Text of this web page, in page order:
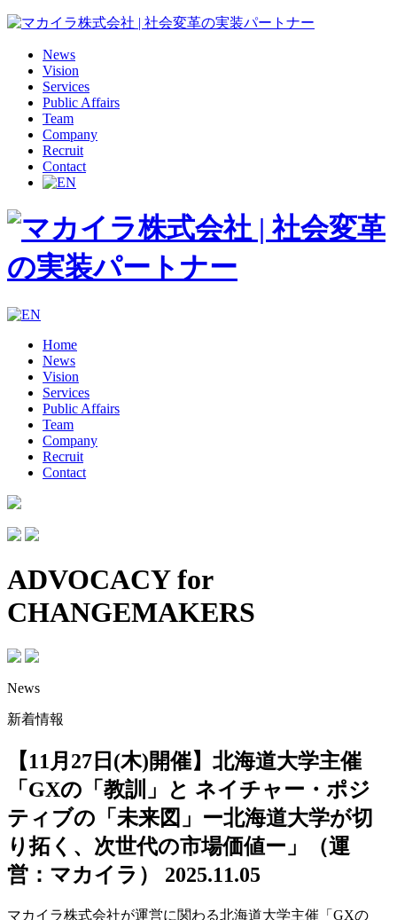
News
Vision
Services
Public Affairs
Team
Company
Recruit
Contact
Home
News
Vision
Services
Public Affairs
Team
Company
Recruit
Contact
ADVOCACY for
CHANGEMAKERS
News
新着情報
【11月27日(木)開催】北海道大学主催
「GXの「教訓」と ネイチャー・ポジ
ティブの「未来図」ー北海道大学が切
り拓く、次世代の市場価値ー」（運
営：マカイラ） 2025.11.05
マカイラ株式会社が運営に関わる北海道大学主催「GXの